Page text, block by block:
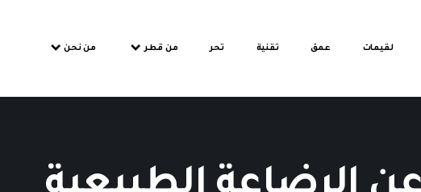
لقيمات عمق تقنية تحر من قطر من نحن